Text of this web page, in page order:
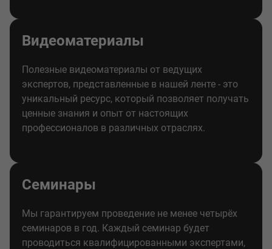
Видеоматериалы
Полезные видеоматериалы от ведущих
экспертов, представленные в нашей ленте - это
уникальный ресурс, который позволяет получать
ценные знания и опыт от настоящих
профессионалов в различных отраслях.
Семинары
Мы гарантируем проведение не менее четырёх
семинаров в год. Каждый семинар будет
проводиться квалифицированными экспертами,